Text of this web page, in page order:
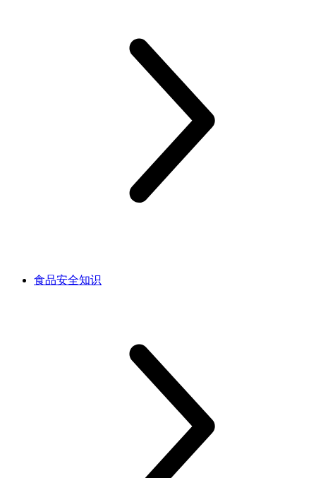
食品安全知识